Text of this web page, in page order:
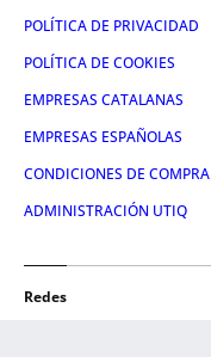
POLÍTICA DE PRIVACIDAD
POLÍTICA DE COOKIES
EMPRESAS CATALANAS
EMPRESAS ESPAÑOLAS
CONDICIONES DE COMPRA
ADMINISTRACIÓN UTIQ
Redes